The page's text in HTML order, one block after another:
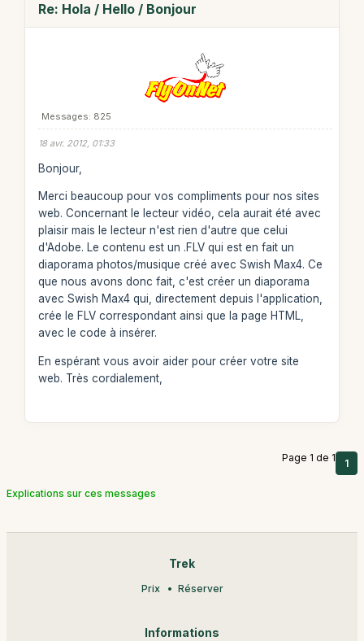
Re: Hola / Hello / Bonjour
Messages: 825
18 avr. 2012, 01:33
Bonjour,
Merci beaucoup pour vos compliments pour nos sites
web. Concernant le lecteur vidéo, cela aurait été avec
plaisir mais le lecteur n'est rien d'autre que celui
d'Adobe. Le contenu est un .FLV qui est en fait un
diaporama photos/musique créé avec Swish Max4. Ce
que nous avons donc fait, c'est créer un diaporama
avec Swish Max4 qui, directement depuis l'application,
crée le FLV correspondant ainsi que la page HTML,
avec le code à insérer.
En espérant vous avoir aider pour créer votre site
web. Très cordialement,
Page 1 de 1 1
Explications sur ces messages
Trek
Prix Réserver
Informations